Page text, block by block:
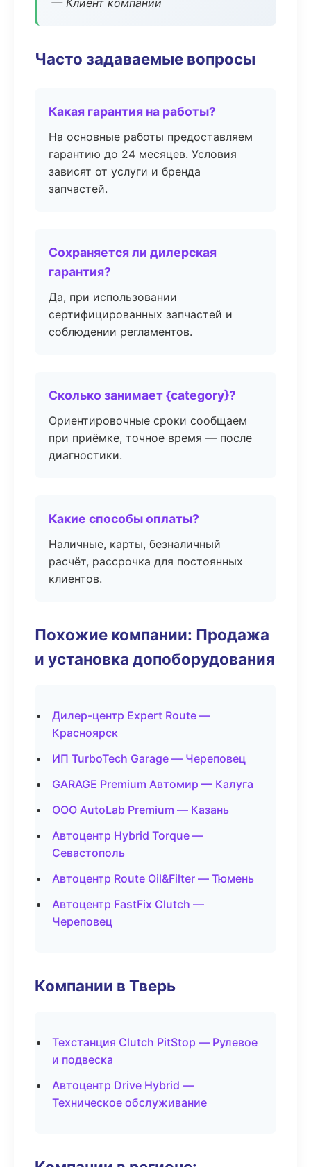
— Клиент компании
Часто задаваемые вопросы
Какая гарантия на работы?
На основные работы предоставляем
гарантию до 24 месяцев. Условия
зависят от услуги и бренда
запчастей.
Сохраняется ли дилерская
гарантия?
Да, при использовании
сертифицированных запчастей и
соблюдении регламентов.
Сколько занимает {category}?
Ориентировочные сроки сообщаем
при приёмке, точное время — после
диагностики.
Какие способы оплаты?
Наличные, карты, безналичный
расчёт, рассрочка для постоянных
клиентов.
Похожие компании: Продажа
и установка допоборудования
Дилер-центр Expert Route —
Красноярск
ИП TurboTech Garage — Череповец
GARAGE Premium Автомир — Калуга
ООО AutoLab Premium — Казань
Автоцентр Hybrid Torque —
Севастополь
Автоцентр Route Oil&Filter — Тюмень
Автоцентр FastFix Clutch —
Череповец
Компании в Тверь
Техстанция Clutch PitStop — Рулевое
и подвеска
Автоцентр Drive Hybrid —
Техническое обслуживание